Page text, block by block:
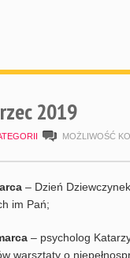
2019
MOŻLIWOŚĆ
– Dzień
im Pań;
– psycholog
warsztaty o